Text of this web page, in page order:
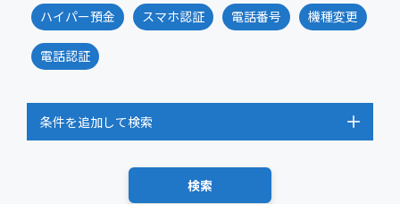
ハイパー預金 スマホ認証 電話番号 機種変更
電話認証
条件を追加して検索